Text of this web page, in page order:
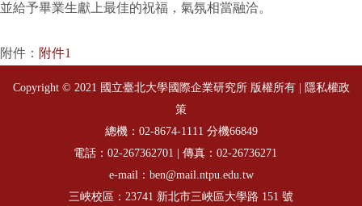
並給予畢業生獻上最佳的祝福，氣氛相當融洽。
附件： 附件1
Copyright © 2021 國立臺北大學國際企業研究所 版權所有 | 隱私權政
策
總機： 02-8674-1111 分機66849
電話： 02-267362701 | 傳真：02-26736271
e-mail：ben@mail.ntpu.edu.tw
三峽校區：23741 新北市三峽區大學路 151 號